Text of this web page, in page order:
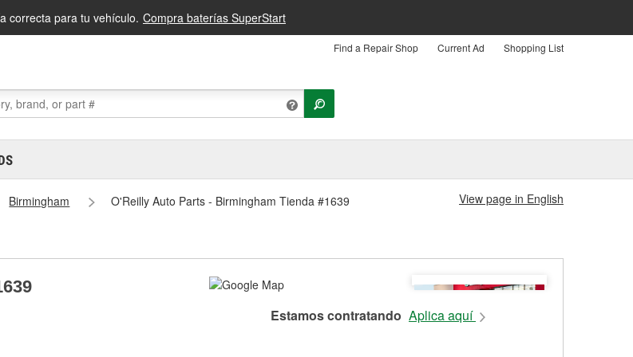
correcta para tu vehículo. Compra baterías SuperStart
Find a Repair Shop Current Ad Shopping List
Birmingham O'Reilly Auto Parts - Birmingham Tienda #1639 View page in English
Estamos contratando Aplica aquí